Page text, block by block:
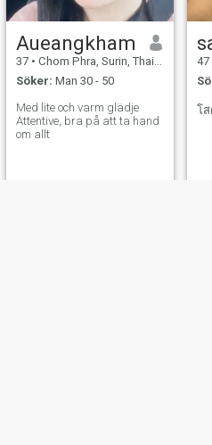
Aueangkham
37 • Chom Phra, Surin, Thailand
Söker: Man 30 - 50
Med lite och varm glädje
Attentive, bra på att ta hand
om allt
47
โ